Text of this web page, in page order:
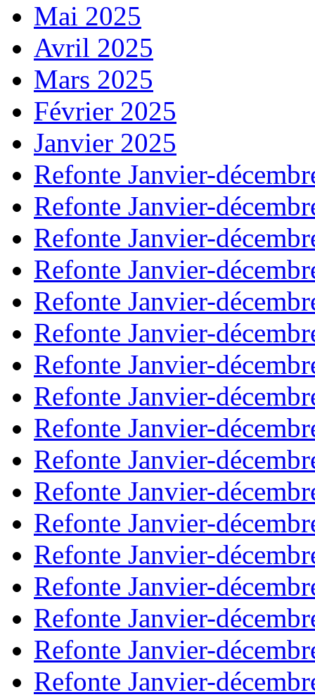
Mai 2025
Avril 2025
Mars 2025
Février 2025
Janvier 2025
Refonte Janvier-
Refonte Janvier-
Refonte Janvier-
Refonte Janvier-
Refonte Janvier-
Refonte Janvier-
Refonte Janvier-
Refonte Janvier-
Refonte Janvier-
Refonte Janvier-
Refonte Janvier-
Refonte Janvier-
Refonte Janvier-
Refonte Janvier-
Refonte Janvier-
Refonte Janvier-
Refonte Janvier-